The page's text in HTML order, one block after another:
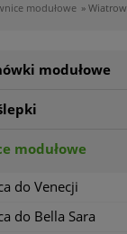
modułowe »
modułowe
modułowe
do Venecji
do Bella Sara